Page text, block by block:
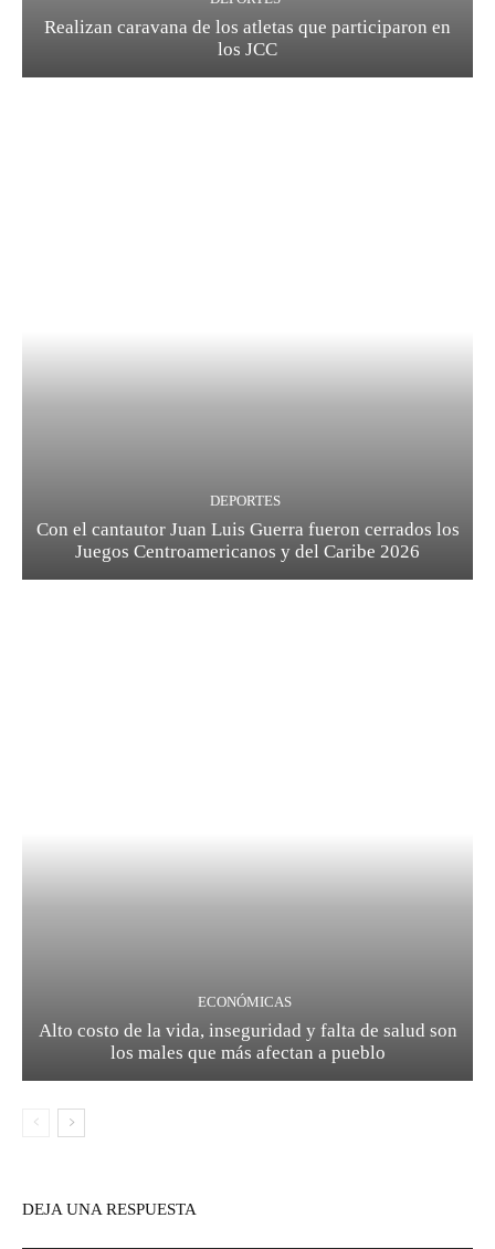
Realizan caravana de los atletas que participaron en
los JCC
DEPORTES
Con el cantautor Juan Luis Guerra fueron cerrados los
Juegos Centroamericanos y del Caribe 2026
ECONÓMICAS
Alto costo de la vida, inseguridad y falta de salud son
los males que más afectan a pueblo
DEJA UNA RESPUESTA